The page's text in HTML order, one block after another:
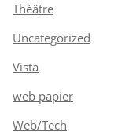
Théâtre
Uncategorized
Vista
web papier
Web/Tech